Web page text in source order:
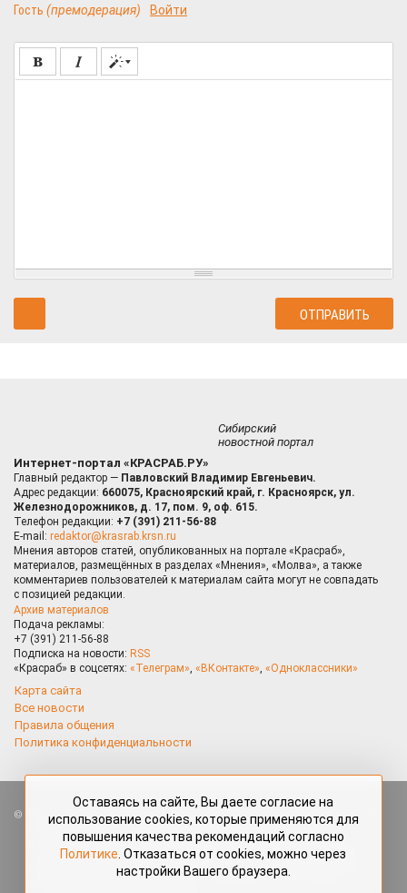
Гость (премодерация) Войти
Сибирский
новостной портал
Интернет-портал «КРАСРАБ.РУ»
Главный редактор — Павловский Владимир Евгеньевич.
Адрес редакции: 660075, Красноярский край, г. Красноярск, ул.
Железнодорожников, д. 17, пом. 9, оф. 615.
Телефон редакции: +7 (391) 211-56-88
E-mail: redaktor@krasrab.krsn.ru
Мнения авторов статей, опубликованных на портале «Красраб»,
материалов, размещённых в разделах «Мнения», «Молва», а также
комментариев пользователей к материалам сайта могут не совпадать
с позицией редакции.
Архив материалов
Подача рекламы:
+7 (391) 211-56-88
Подписка на новости: RSS
«Красраб» в соцсетях: «Телеграм», «ВКонтакте», «Одноклассники»
Карта сайта
Все новости
Правила общения
Политика конфиденциальности
Все права защищены. Любые материалы, размещённые на портале
«Красраб.ру» сотрудниками редакции, нештатными авторами
и читателями, являются объектами авторского права. Полное или
частичное использование материалов, размещённых на портале
«Красраб.ру», допускается только с письменного согласия редакции
Оставаясь на сайте, Вы даете согласие на
использование cookies, которые применяются для
повышения качества рекомендаций согласно
Политике . Отказаться от cookies, можно через
настройки Вашего браузера.